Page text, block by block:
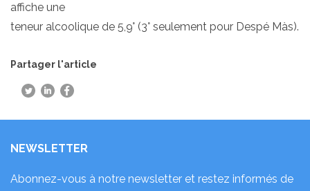
affiche une
teneur alcoolique de 5,9° (3° seulement pour Despé Màs).
Partager l'article
NEWSLETTER
Abonnez-vous à notre newsletter et restez informés de